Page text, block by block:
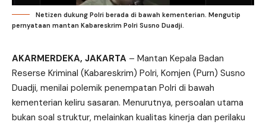
Netizen dukung Polri berada di bawah kementerian. Mengutip
pernyataan mantan Kabareskrim Polri Susno Duadji.
AKARMERDEKA, JAKARTA – Mantan Kepala Badan
Reserse Kriminal (Kabareskrim) Polri, Komjen (Purn) Susno
Duadji, menilai polemik penempatan Polri di bawah
kementerian keliru sasaran. Menurutnya, persoalan utama
bukan soal struktur, melainkan kualitas kinerja dan perilaku